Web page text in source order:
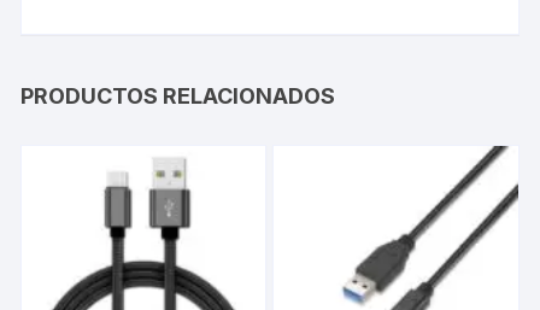
PRODUCTOS RELACIONADOS